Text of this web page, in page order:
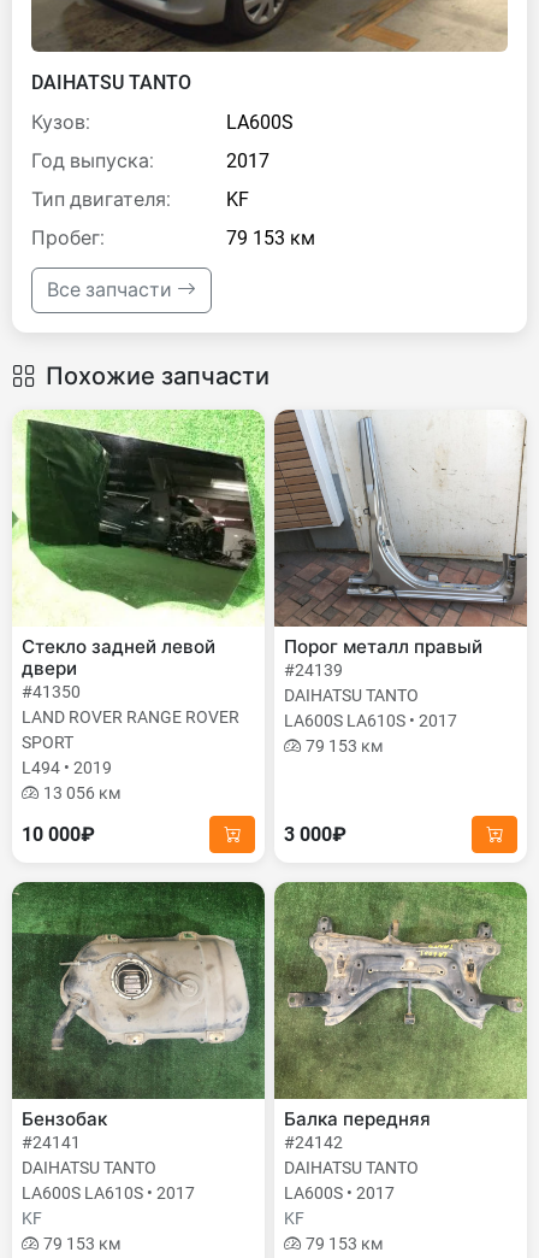
DAIHATSU TANTO
Кузов:
LA600S
Год выпуска:
2017
Тип двигателя:
KF
Пробег:
79 153 км
Все запчасти
Похожие запчасти
Стекло задней левой
двери
#41350
LAND ROVER RANGE ROVER
SPORT
L494 • 2019
13 056 км
10 000₽
Порог металл правый
#24139
DAIHATSU TANTO
LA600S LA610S • 2017
79 153 км
3 000₽
Бензобак
#24141
DAIHATSU TANTO
LA600S LA610S • 2017
KF
79 153 км
Балка передняя
#24142
DAIHATSU TANTO
LA600S • 2017
KF
79 153 км